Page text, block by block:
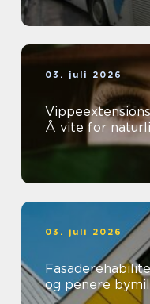
03. juli 2026
Å vite for
03. juli 2026
Fasaderehabilitering
og penere